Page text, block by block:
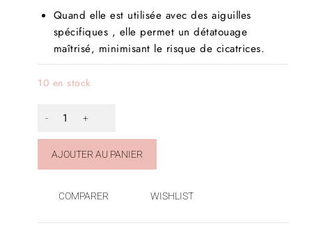
Quand elle est utilisée avec des aiguilles
spécifiques , elle permet un détatouage
maîtrisé, minimisant le risque de cicatrices.
10 en stock
AJOUTER AU PANIER
COMPARER WISHLIST